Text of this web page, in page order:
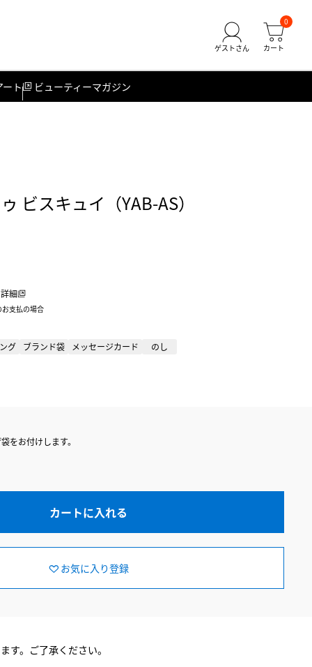
0
ート ビューティーマガジン
ビスキュイ（YAB-AS）
詳細
支払の場合
グ ブランド袋 メッセージカード のし
をお付けします。
カートに入れる
お気に入り登録
す。ご了承ください。